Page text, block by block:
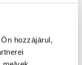
hozzájárul,